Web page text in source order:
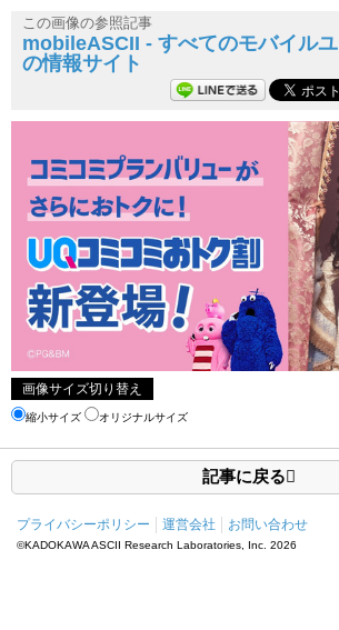
この画像の参照記事
mobileASCII - すべてのモバイル
の情報サイト
画像サイズ切り替え
縮小サイズ オリジナルサイズ
記事に戻る
プライバシーポリシー 運営会社 お問い合わせ
©KADOKAWA ASCII Research Laboratories, Inc. 2026